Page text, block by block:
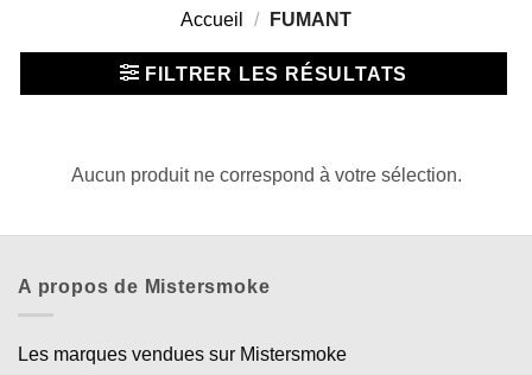
Accueil / FUMANT
FILTRER LES RÉSULTATS
Aucun produit ne correspond à votre sélection.
A propos de Mistersmoke
Les marques vendues sur Mistersmoke